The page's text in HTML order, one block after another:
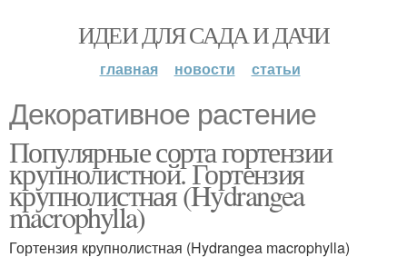
ИДЕИ ДЛЯ САДА И ДАЧИ
главная новости статьи
Декоративное растение
Популярные сорта гортензии
крупнолистной. Гортензия
крупнолистная (Hydrangea
macrophylla)
Гортензия крупнолистная (Hydrangea macrophylla)